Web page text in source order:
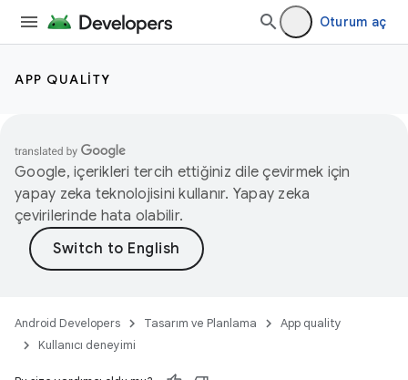
Oturum aç
APP QUALITY
Google, içerikleri tercih ettiğiniz dile çevirmek için
yapay zeka teknolojisini kullanır. Yapay zeka
çevirilerinde hata olabilir.
Android Developers Tasarım ve Planlama
App quality
Kullanıcı deneyimi